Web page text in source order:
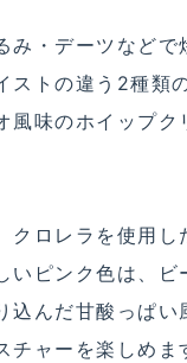
み・デーツなどで
ストの違う2種類
風味のホイップク
クロレラを使用し
いピンク色は、ビ
込んだ甘酸っぱい
チャーを楽しめま